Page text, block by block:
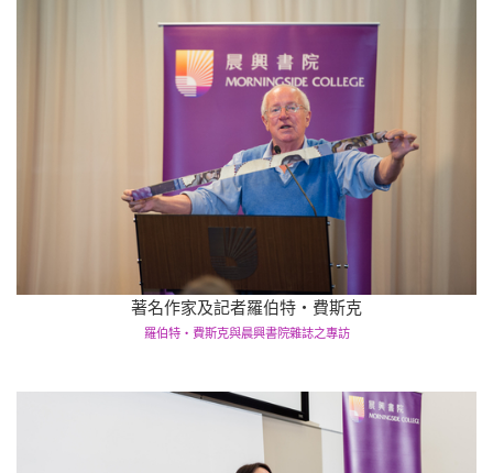
著名作家及記者羅伯特‧費斯克
羅伯特‧費斯克與晨興書院雜誌之專訪